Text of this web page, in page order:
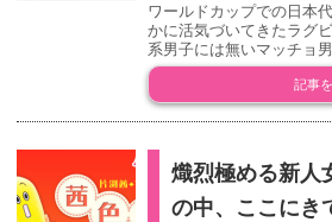
ワールドカップでの日本
かに活気づいてきたラグ
系男子には無いマッチョ
記事
熾烈極める新人
の中、ここにき